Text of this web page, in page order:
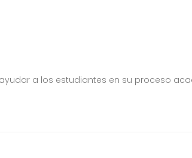
a los estudiantes en su proceso